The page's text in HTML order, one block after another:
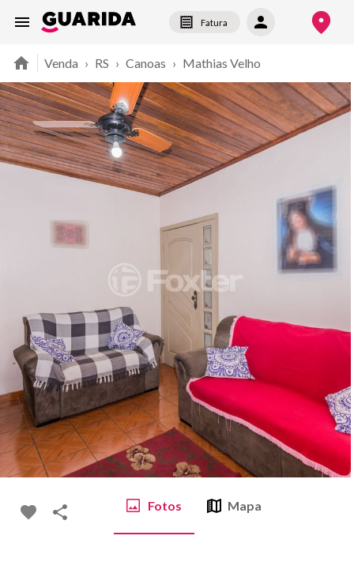
Fatura
Venda › RS › Canoas › Mathias Velho
Fotos Mapa